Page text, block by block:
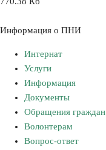
Информация о ПНИ
Интернат
Услуги
Информация
Документы
Обращения граждан
Волонтерам
Вопрос-ответ